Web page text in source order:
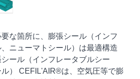
な箇所に、膨張シール（インフ
ニューマトシール）は最適構造
ール（インフレータブルシー
） CEFIL'AIR®は、空気圧等で膨